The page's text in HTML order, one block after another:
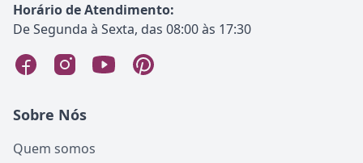
Horário de Atendimento:
De Segunda à Sexta, das 08:00 às 17:30
Sobre Nós
Quem somos